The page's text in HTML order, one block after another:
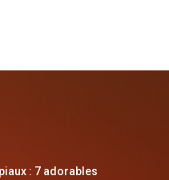
: 7 adorables